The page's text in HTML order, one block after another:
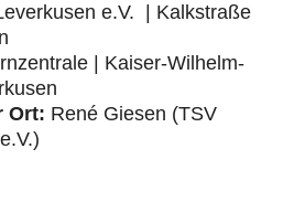
e.V. | Kalkstraße
| Kaiser-Wilhelm-
Ort: René Giesen (TSV